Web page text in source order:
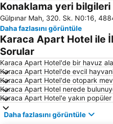
Kötekli
Sultaniye Kaplıcaları
Marmaris Limanı
Yanıklar
Barlar Sokağı
Aqua Dream Su Parkı
Bördübet
Akyaka Tren Garı
Marmaris Yacht Marina
Konaklama yeri bilgileri
Gülpınar Mah, 320. Sk. N0:16,
Daha fazlasını görüntüle
Karaca Apart Hotel ile
Sorular
Karaca Apart Hotel'de bir havuz
Karaca Apart Hotel'de evcil
Karaca Apart Hotel'de otopark
Karaca Apart Hotel nerede
Karaca Apart Hotel'e yakın
Daha fazlasını görüntüle